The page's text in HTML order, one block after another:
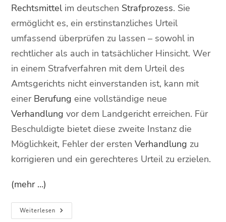
Rechtsmittelim deutschen Strafprozess. Sie
ermöglicht es, ein erstinstanzliches Urteil
umfassend überprüfen zu lassen – sowohl in
rechtlicher als auch in tatsächlicher Hinsicht. Wer
in einem Strafverfahren mit dem Urteil des
Amtsgerichts nicht einverstanden ist, kann mit
einer Berufung eine vollständige neue
Verhandlung vor dem Landgericht erreichen. Für
Beschuldigte bietet diese zweite Instanz die
Möglichkeit, Fehler der erstenVerhandlung zu
korrigieren und ein gerechteres Urteil zu erzielen.
(mehr …)
Weiterlesen